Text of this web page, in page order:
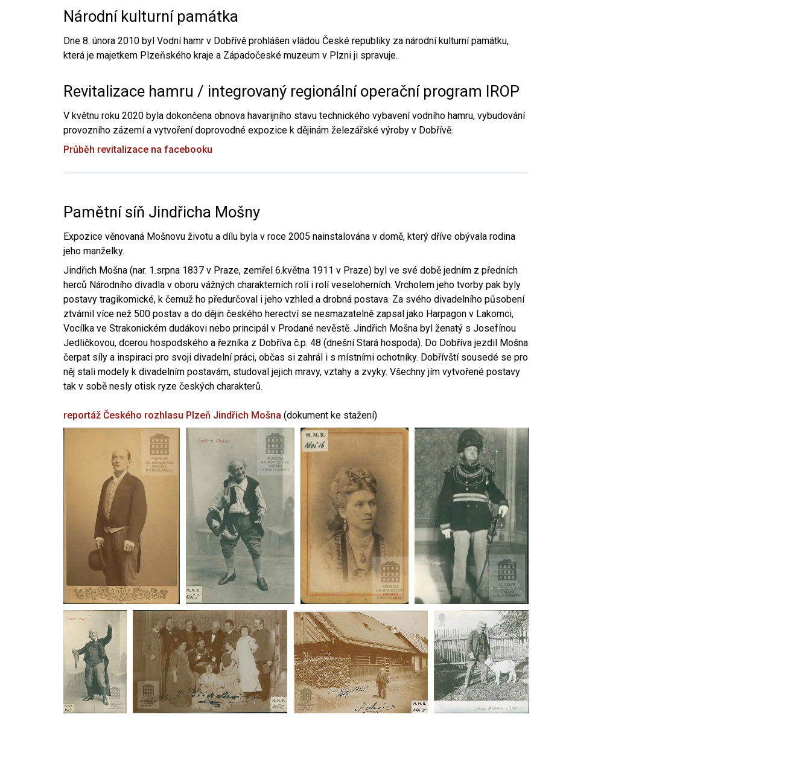
Národní kulturní památka
Dne 8. února 2010 byl Vodní hamr v Dobřívě prohlášen vládou České republiky za národní kulturní památku,
která je majetkem Plzeňského kraje a Západočeské muzeum v Plzni ji spravuje.
Revitalizace hamru / integrovaný regionální operační program IROP
V květnu roku 2020 byla dokončena obnova havarijního stavu technického vybavení vodního hamru, vybudování
provozního zázemí a vytvoření doprovodné expozice k dějinám železářské výroby v Dobřívě.
Průběh revitalizace na facebooku
Pamětní síň Jindřicha Mošny
Expozice věnovaná Mošnovu životu a dílu byla v roce 2005 nainstalována v domě, který dříve obývala rodina
jeho manželky.
Jindřich Mošna (nar. 1.srpna 1837 v Praze, zemřel 6.května 1911 v Praze) byl ve své době jedním z předních
herců Národního divadla v oboru vážných charakterních rolí i rolí veseloherních. Vrcholem jeho tvorby pak byly
postavy tragikomické, k čemuž ho předurčoval i jeho vzhled a drobná postava. Za svého divadelního působení
ztvárnil více než 500 postav a do dějin českého herectví se nesmazatelně zapsal jako Harpagon v Lakomci,
Vocílka ve Strakonickém dudákovi nebo principál v Prodané nevěstě. Jindřich Mošna byl ženatý s Josefínou
Jedličkovou, dcerou hospodského a řezníka z Dobříva č.p. 48 (dnešní Stará hospoda). Do Dobříva jezdil Mošna
čerpat síly a inspiraci pro svoji divadelní práci, občas si zahrál i s místními ochotníky. Dobřívští sousedé se pro
něj stali modely k divadelním postavám, studoval jejich mravy, vztahy a zvyky. Všechny jím vytvořené postavy
tak v sobě nesly otisk ryze českých charakterů.
reportáž Českého rozhlasu Plzeň Jindřich Mošna (dokument ke stažení)